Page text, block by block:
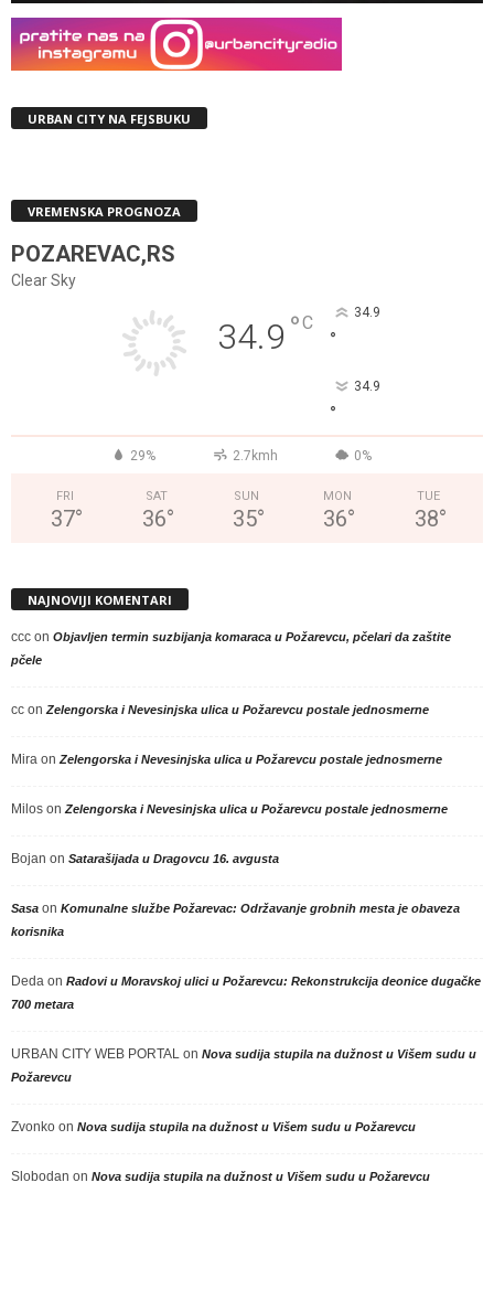
URBAN CITY NA FEJSBUKU
VREMENSKA PROGNOZA
POZAREVAC,RS
Clear Sky
34.9 °C 34.9
°
34.9
°
29% 2.7kmh 0%
FRI
37°
SAT
36°
SUN
35°
MON
36°
TUE
38°
NAJNOVIJI KOMENTARI
ccc on Objavljen termin suzbijanja komaraca u Požarevcu, pčelari da zaštite
pčele
cc on Zelengorska i Nevesinjska ulica u Požarevcu postale jednosmerne
Mira on Zelengorska i Nevesinjska ulica u Požarevcu postale jednosmerne
Milos on Zelengorska i Nevesinjska ulica u Požarevcu postale jednosmerne
Bojan on Satarašijada u Dragovcu 16. avgusta
Sasa on Komunalne službe Požarevac: Održavanje grobnih mesta je obaveza
korisnika
Deda on Radovi u Moravskoj ulici u Požarevcu: Rekonstrukcija deonice dugačke
700 metara
URBAN CITY WEB PORTAL on Nova sudija stupila na dužnost u Višem sudu u
Požarevcu
Zvonko on Nova sudija stupila na dužnost u Višem sudu u Požarevcu
Slobodan on Nova sudija stupila na dužnost u Višem sudu u Požarevcu